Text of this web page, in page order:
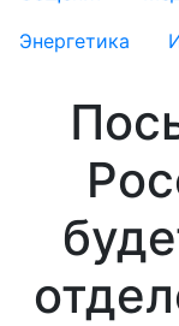
Энергетика